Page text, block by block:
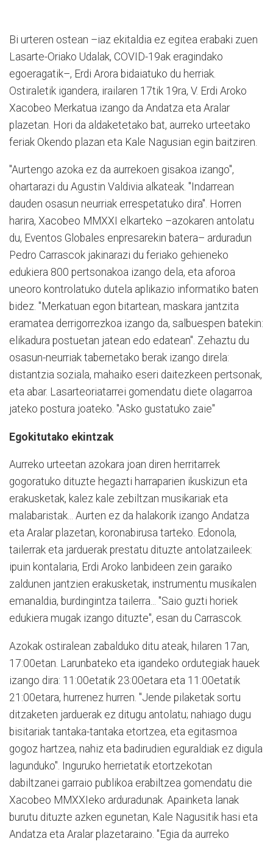
Bi urteren ostean –iaz ekitaldia ez egitea erabaki zuen
Lasarte-Oriako Udalak, COVID-19ak eragindako
egoeragatik–, Erdi Arora bidaiatuko du herriak.
Ostiraletik igandera, irailaren 17tik 19ra, V. Erdi Aroko
Xacobeo Merkatua izango da Andatza eta Aralar
plazetan. Hori da aldaketetako bat, aurreko urteetako
feriak Okendo plazan eta Kale Nagusian egin baitziren.
"Aurtengo azoka ez da aurrekoen gisakoa izango",
ohartarazi du Agustin Valdivia alkateak. "Indarrean
dauden osasun neurriak errespetatuko dira". Horren
harira, Xacobeo MMXXI elkarteko –azokaren antolatu
du, Eventos Globales enpresarekin batera– arduradun
Pedro Carrascok jakinarazi du feriako gehieneko
edukiera 800 pertsonakoa izango dela, eta aforoa
uneoro kontrolatuko dutela aplikazio informatiko baten
bidez. "Merkatuan egon bitartean, maskara jantzita
eramatea derrigorrezkoa izango da, salbuespen batekin:
elikadura postuetan jatean edo edatean". Zehaztu du
osasun-neurriak tabernetako berak izango direla:
distantzia soziala, mahaiko eseri daitezkeen pertsonak,
eta abar. Lasarteoriatarrei gomendatu diete olagarroa
jateko postura joateko. "Asko gustatuko zaie"
Egokitutako ekintzak
Aurreko urteetan azokara joan diren herritarrek
gogoratuko dituzte hegazti harraparien ikuskizun eta
erakusketak, kalez kale zebiltzan musikariak eta
malabaristak... Aurten ez da halakorik izango Andatza
eta Aralar plazetan, koronabirusa tarteko. Edonola,
tailerrak eta jarduerak prestatu dituzte antolatzaileek:
ipuin kontalaria, Erdi Aroko lanbideen zein garaiko
zaldunen jantzien erakusketak, instrumentu musikalen
emanaldia, burdingintza tailerra... "Saio guzti horiek
edukiera mugak izango dituzte", esan du Carrascok.
Azokak ostiralean zabalduko ditu ateak, hilaren 17an,
17:00etan. Larunbateko eta igandeko ordutegiak hauek
izango dira: 11:00etatik 23:00etara eta 11:00etatik
21:00etara, hurrenez hurren. "Jende pilaketak sortu
ditzaketen jarduerak ez ditugu antolatu; nahiago dugu
bisitariak tantaka-tantaka etortzea, eta egitasmoa
gogoz hartzea, nahiz eta badirudien eguraldiak ez digula
lagunduko". Inguruko herrietatik etortzekotan
dabiltzanei garraio publikoa erabiltzea gomendatu die
Xacobeo MMXXIeko arduradunak. Apainketa lanak
burutu dituzte azken egunetan, Kale Nagusitik hasi eta
Andatza eta Aralar plazetaraino. "Egia da aurreko